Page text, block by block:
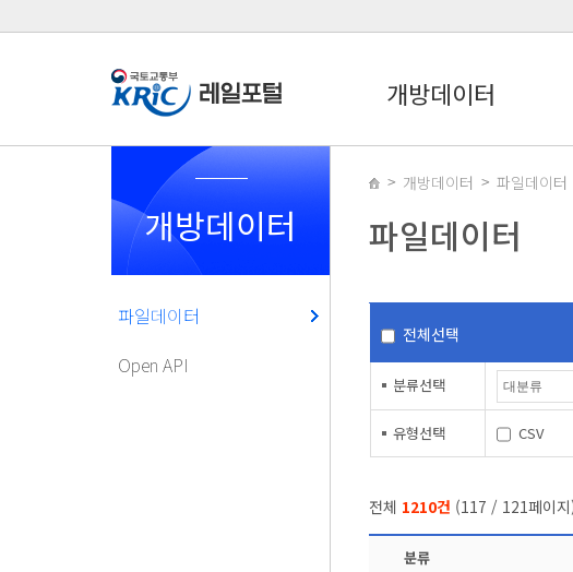
개방데이터
개방데이터
파일데이터
Open API
개방데이터 파일데이터
파일데이터
전체선택
분류선택
유형선택 CSV
전체 1210건 (117 / 121페이
분류